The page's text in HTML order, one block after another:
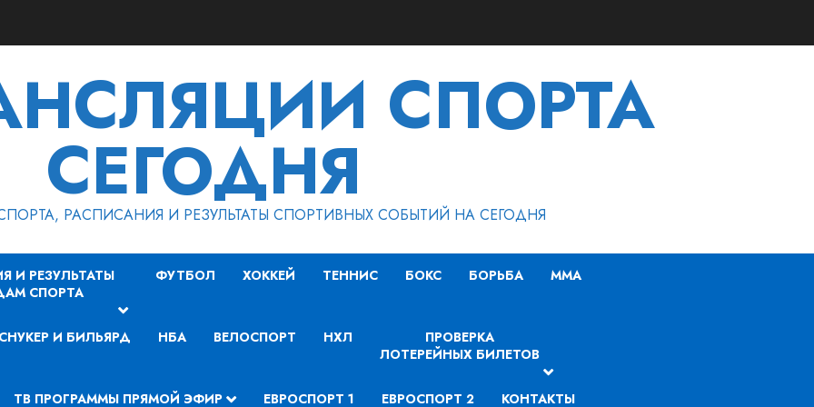
СПОРТА
СЕГОДНЯ
РАСПИСАНИЯ И РЕЗУЛЬТАТЫ СПОРТИВНЫХ СОБЫТИЙ НА СЕГОДНЯ
И РЕЗУЛЬТАТЫ
СПОРТА
ФУТБОЛ ХОККЕЙ ТЕННИС БОКС БОРЬБА MMA
СНУКЕР И БИЛЬЯРД НБА ВЕЛОСПОРТ НХЛ
ПРОВЕРКА
ЛОТЕРЕЙНЫХ БИЛЕТОВ
ТВ ПРОГРАММЫ ПРЯМОЙ ЭФИР ЕВРОСПОРТ 1 ЕВРОСПОРТ 2 КОНТАКТЫ